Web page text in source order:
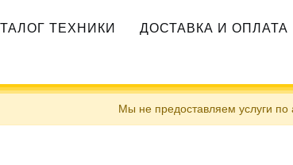
ТЕХНИКИ ДОСТАВКА И ОПЛАТА
Мы не предоставляем услуги по